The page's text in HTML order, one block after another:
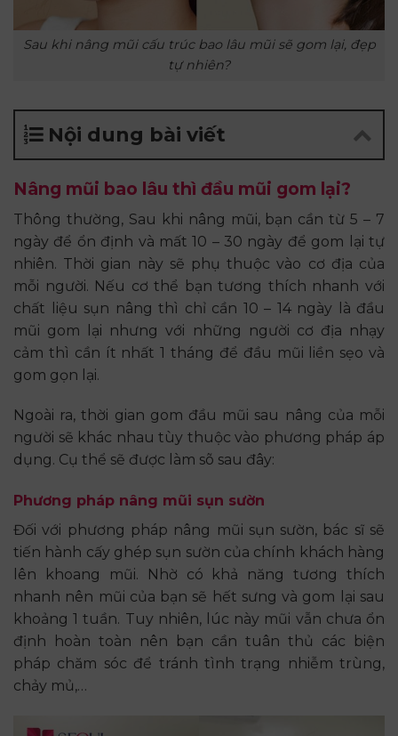
Sau khi nâng mũi cấu trúc bao lâu mũi sẽ gom lại, đẹp
tự nhiên?
Nội dung bài viết
Nâng mũi bao lâu thì đầu mũi gom lại?
Thông thường, Sau khi nâng mũi, bạn cần từ 5 – 7
ngày để ổn định và mất 10 – 30 ngày để gom lại tự
nhiên. Thời gian này sẽ phụ thuộc vào cơ địa của
mỗi người. Nếu cơ thể bạn tương thích nhanh với
chất liệu sụn nâng thì chỉ cần 10 – 14 ngày là đầu
mũi gom lại nhưng với những người cơ địa nhạy
cảm thì cần ít nhất 1 tháng để đầu mũi liền sẹo và
gom gọn lại.
Ngoài ra, thời gian gom đầu mũi sau nâng của mỗi
người sẽ khác nhau tùy thuộc vào phương pháp áp
dụng. Cụ thể sẽ được làm sõ sau đây:
Phương pháp nâng mũi sụn sườn
Đối với phương pháp nâng mũi sụn sườn, bác sĩ sẽ
tiến hành cấy ghép sụn sườn của chính khách hàng
lên khoang mũi. Nhờ có khả năng tương thích
nhanh nên mũi của bạn sẽ hết sưng và gom lại sau
khoảng 1 tuần. Tuy nhiên, lúc này mũi vẫn chưa ổn
định hoàn toàn nên bạn cần tuân thủ các biện
pháp chăm sóc để tránh tình trạng nhiễm trùng,
chảy mủ,…